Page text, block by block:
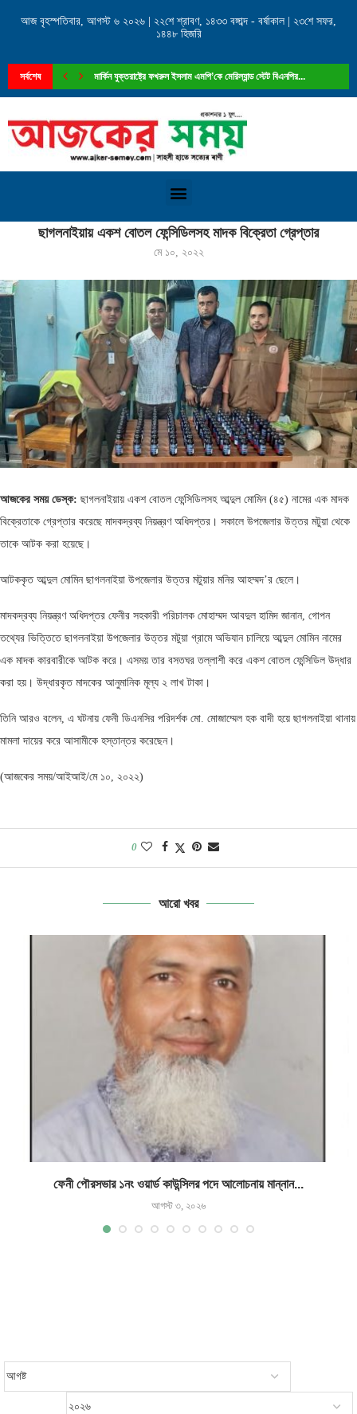
আজ বৃহস্পতিবার, আগস্ট ৬ ২০২৬ | ২২শে শ্রাবণ, ১৪৩৩ বঙ্গাব্দ - বর্ষাকাল | ২৩শে সফর,
১৪৪৮ হিজরি
সর্বশেষ মার্কিন যুক্তরাষ্ট্রে ফখরুল ইসলাম এমপি’কে মেরিল্যান্ড স্টেট বিএনপির...
ছাগলনাইয়ায় একশ বোতল ফেন্সিডিলসহ মাদক বিক্রেতা গ্রেপ্তার
ছাগলনাইয়ায় একশ বোতল ফেন্সিডিলসহ মাদক বিক্রেতা গ্রেপ্তার
মে ১০, ২০২২
আজকের সময় ডেস্ক: ছাগলনাইয়ায় একশ বোতল ফেন্সিডিলসহ আব্দুল মোমিন (৪৫) নামের এক মাদক
বিক্রেতাকে গ্রেপ্তার করেছে মাদকদ্রব্য নিয়ন্ত্রণ অধিদপ্তর। সকালে উপজেলার উত্তর মটুয়া থেকে
তাকে আটক করা হয়েছে।
আটককৃত আব্দুল মোমিন ছাগলনাইয়া উপজেলার উত্তর মটুয়ার মনির আহম্মদ’র ছেলে।
মাদকদ্রব্য নিয়ন্ত্রণ অধিদপ্তর ফেনীর সহকারী পরিচালক মোহাম্মদ আবদুল হামিদ জানান, গোপন
তথ্যের ভিত্তিতে ছাগলনাইয়া উপজেলার উত্তর মটুয়া গ্রামে অভিযান চালিয়ে আব্দুল মোমিন নামের
এক মাদক কারবারীকে আটক করে। এসময় তার বসতঘর তল্লাশী করে একশ বোতল ফেন্সিডিল উদ্ধার
করা হয়। উদ্ধারকৃত মাদকের আনুমানিক মূল্য ২ লাখ টাকা।
তিনি আরও বলেন, এ ঘটনায় ফেনী ডিএনসির পরিদর্শক মো. মোজাম্মেল হক বাদী হয়ে ছাগলনাইয়া থানায়
মামলা দায়ের করে আসামীকে হস্তান্তর করেছেন।
(আজকের সময়/আইআই/মে ১০, ২০২২)
0
আরো খবর
ফেনী পৌরসভার ১নং ওয়ার্ড কাউন্সিলর পদে আলোচনায় মান্নান...
আগস্ট ৩, ২০২৬